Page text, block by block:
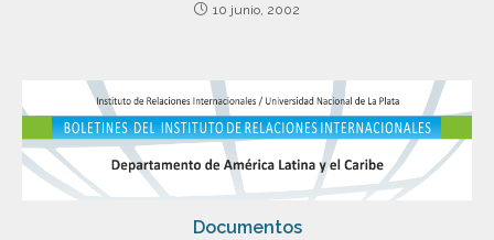
10 junio, 2002
Documentos